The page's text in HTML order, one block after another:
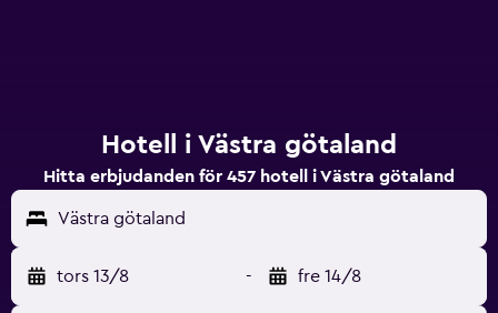
Hotell i Västra götaland
Hitta erbjudanden för 457 hotell i Västra götaland
Västra götaland
tors 13/8 - fre 14/8